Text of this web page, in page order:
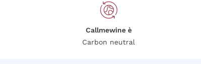
Callmewine è
Carbon neutral